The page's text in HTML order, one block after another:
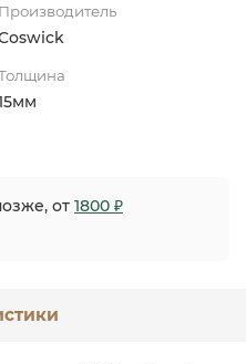
Производитель
от 1800 ₽